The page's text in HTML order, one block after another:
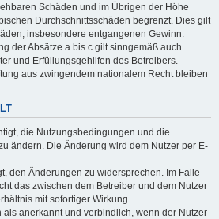
Schäden und im Übrigen der Höhe
Durchschnittsschäden begrenzt. Dies gilt
insbesondere entgangenen Gewinn.
der Absätze a bis c gilt sinngemäß auch
und Erfüllungsgehilfen des Betreibers.
aus zwingendem nationalem Recht bleiben
die Nutzungsbedingungen und die
ändern. Die Änderung wird dem Nutzer per E-
den Änderungen zu widersprechen. Im Falle
das zwischen dem Betreiber und dem Nutzer
mit sofortiger Wirkung.
als anerkannt und verbindlich, wenn der Nutzer